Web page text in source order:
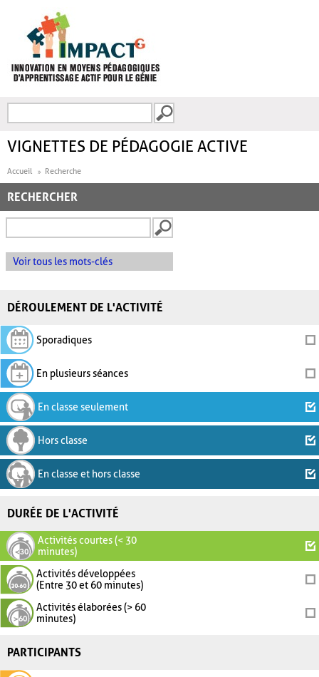
FORMULAIRE DE
VIGNETTES DE PÉDAGOGIE ACTIVE
Accueil Recherche
RECHERCHER
Voir tous les mots-clés
DÉROULEMENT DE L'ACTIVITÉ
Sporadiques
En plusieurs séances
En classe seulement
Hors classe
En classe et hors classe
DURÉE DE L'ACTIVITÉ
Activités courtes (< 30
minutes)
Activités développées
(Entre 30 et 60 minutes)
Activités élaborées (> 60
minutes)
PARTICIPANTS